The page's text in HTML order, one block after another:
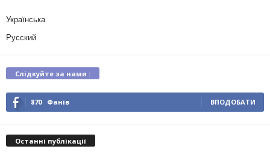
Українська
Русский
Слідкуйте за нами :
870 Фанів ВПОДОБАТИ
Останні публікації